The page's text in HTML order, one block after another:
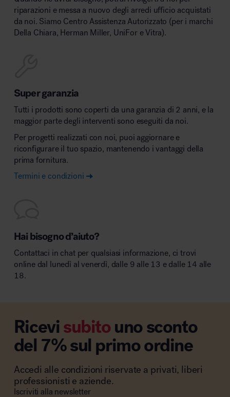
riparazioni e messa a nuovo degli arredi ufficio acquistati
da noi. Siamo Centro Assistenza Autorizzato (per i marchi
Della Chiara, Herman Miller, UniFor e Vitra).
Super garanzia
Tutti i prodotti sono coperti da una garanzia di 2 anni, e la
maggior parte degli interventi sono eseguiti da noi.
Per progetti realizzati con noi, puoi aggiornare e
riconfigurare il tuo spazio, mantenendo i vantaggi della
prima fornitura.
Termini e condizioni
Hai bisogno d’aiuto?
Contattaci in chat per qualsiasi informazione, ci trovi
online dal lunedì al venerdì, dalle 9 alle 13 e dalle 14 alle
18.
Ricevisubitouno sconto
del 7% sul primo ordine
Accedi alle condizioni riservate a privati, liberi
professionisti e aziende.
Iscriviti alla newsletter